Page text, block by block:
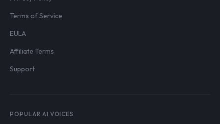
Terms of Service
EULA
Affiliate Terms
Support
POPULAR AI VOICES